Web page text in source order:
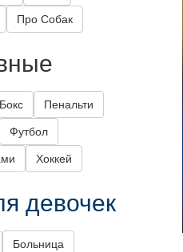
Про Собак
Бокс Пенальти
Футбол
Хоккей
девочек
Больница